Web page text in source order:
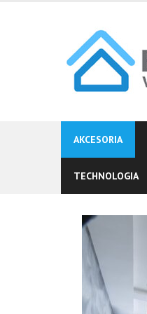
AKCESORIA
TECHNOLOGIA